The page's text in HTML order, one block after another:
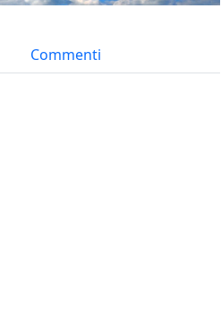
Commenti